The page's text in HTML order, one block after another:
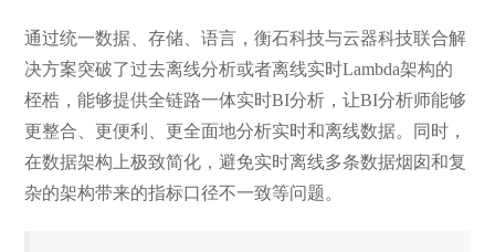
通过统一数据、存储、语言，衡石科技与云器科技联合解
决方案突破了过去离线分析或者离线实时Lambda架构的
桎梏，能够提供全链路一体实时BI分析，让BI分析师能够
更整合、更便利、更全面地分析实时和离线数据。同时，
在数据架构上极致简化，避免实时离线多条数据烟囱和复
杂的架构带来的指标口径不一致等问题。